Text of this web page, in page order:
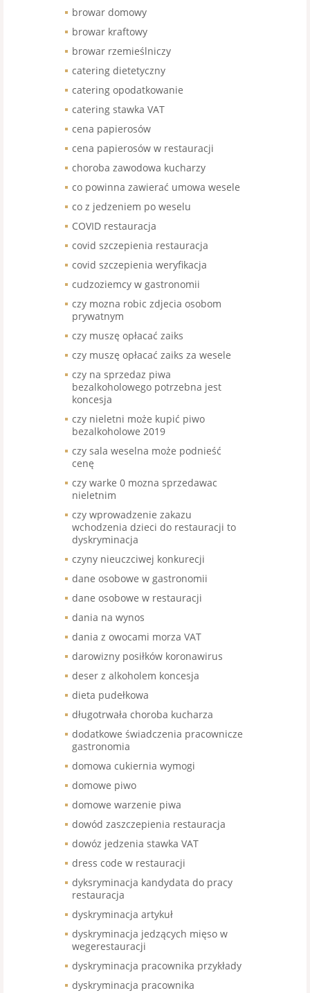
browar domowy
browar kraftowy
browar rzemieślniczy
catering dietetyczny
catering opodatkowanie
catering stawka VAT
cena papierosów
cena papierosów w restauracji
choroba zawodowa kucharzy
co powinna zawierać umowa wesele
co z jedzeniem po weselu
COVID restauracja
covid szczepienia restauracja
covid szczepienia weryfikacja
cudzoziemcy w gastronomii
czy mozna robic zdjecia osobom
prywatnym
czy muszę opłacać zaiks
czy muszę opłacać zaiks za wesele
czy na sprzedaz piwa
bezalkoholowego potrzebna jest
koncesja
czy nieletni może kupić piwo
bezalkoholowe 2019
czy sala weselna może podnieść
cenę
czy warke 0 mozna sprzedawac
nieletnim
czy wprowadzenie zakazu
wchodzenia dzieci do restauracji to
dyskryminacja
czyny nieuczciwej konkurecji
dane osobowe w gastronomii
dane osobowe w restauracji
dania na wynos
dania z owocami morza VAT
darowizny posiłków koronawirus
deser z alkoholem koncesja
dieta pudełkowa
długotrwała choroba kucharza
dodatkowe świadczenia pracownicze
gastronomia
domowa cukiernia wymogi
domowe piwo
domowe warzenie piwa
dowód zaszczepienia restauracja
dowóz jedzenia stawka VAT
dress code w restauracji
dyksryminacja kandydata do pracy
restauracja
dyskryminacja artykuł
dyskryminacja jedzących mięso w
wegerestauracji
dyskryminacja pracownika przykłady
dyskryminacja pracownika